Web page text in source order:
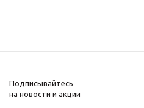
Подписывайтесь
на новости и акции